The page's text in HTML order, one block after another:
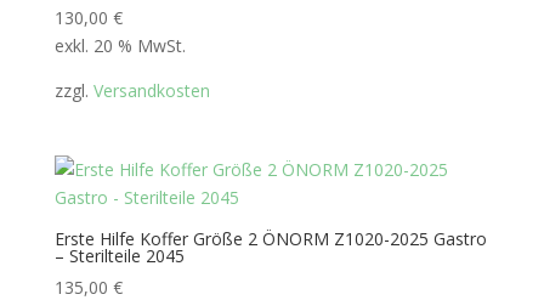
130,00 €
exkl. 20 % MwSt.
zzgl. Versandkosten
Erste Hilfe Koffer Größe 2 ÖNORM Z1020-2025 Gastro
– Sterilteile 2045
135,00 €